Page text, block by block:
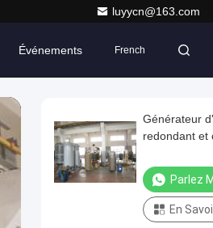
luyycn@163.com
Événements French
Générateur
redondant et
Parlez
En